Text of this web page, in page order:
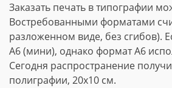
Заказать печать в типографии
Востребованными форматами
разложенном виде, без сгибов).
А6 (мини), однако формат А6
Сегодня распространение
полиграфии, 20х10 см.